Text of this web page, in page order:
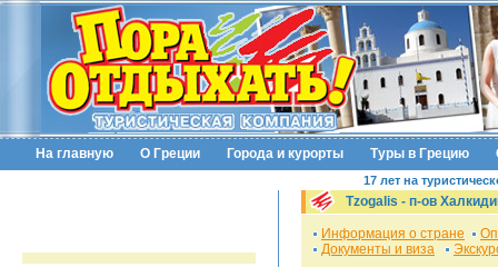
На главную О Греции Города и курорты Туры в Грецию
17 лет на
Tzogalis - п-ов
Информация о стране
Документы и виза